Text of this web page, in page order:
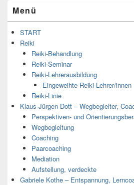
Widget-
Bereich
Menü
START
Reiki
Reiki-Behandlung
Reiki-Seminar
Reiki-Lehrerausbildung
Eingeweihte Reiki-Lehrer/innen
Reiki-Linie
Klaus-Jürgen Dott – Wegbegleiter,
Perspektiven- und
Wegbegleitung
Coaching
Paarcoaching
Mediation
Aufstellung, verdeckte
Gabriele Kothe – Entspannung,